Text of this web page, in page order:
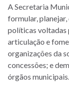
A Secretaria
formular,
políticas voltadas
articulação e
organizações da
concessões; e
órgãos municipais.